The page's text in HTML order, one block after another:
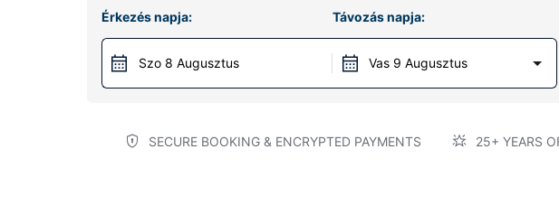
Érkezés napja:
Szo 8 Augusztus
Távozás napja:
Vas 9 Augusztus
SECURE BOOKING & ENCRYPTED PAYMENTS 25+ YEARS